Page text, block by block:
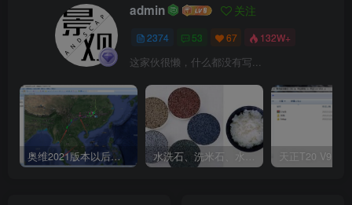
admin 关注
2374 53 67 132W+
这家伙很懒，什么都没有写...
奥维2021版本以后不能用谷歌地图？最新解决办法苹果安卓电脑 水洗石、洗米石、水刷石、水磨石、胶粘石傻傻分不清楚